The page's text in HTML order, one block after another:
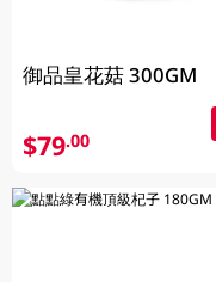
御品皇花菇 300GM
$79.00